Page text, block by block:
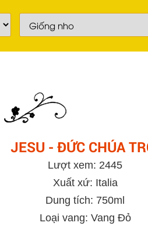
JESU - ĐỨC CHÚA
Lượt xem: 2445
Xuất xứ: Italia
Dung tích: 750ml
Loại vang: Vang Đỏ